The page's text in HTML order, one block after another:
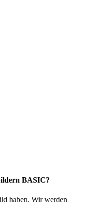
BASIC?
haben. Wir werden